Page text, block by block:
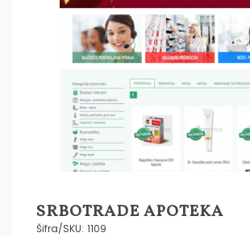
SRBOTRADE APOTEKA
Šifra/SKU: 1109